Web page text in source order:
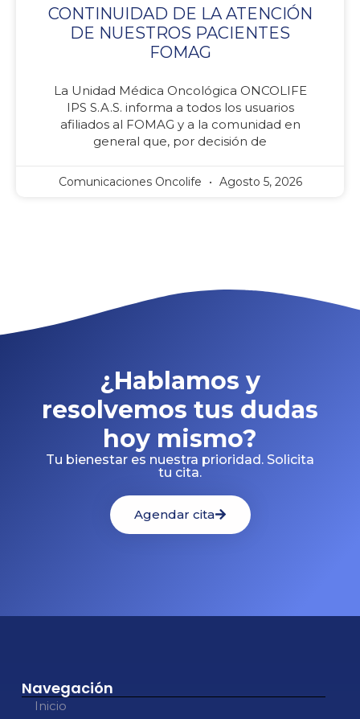
CONTINUIDAD DE LA ATENCIÓN
DE NUESTROS PACIENTES
FOMAG
La Unidad Médica Oncológica ONCOLIFE
IPS S.A.S. informa a todos los usuarios
afiliados al FOMAG y a la comunidad en
general que, por decisión de
Comunicaciones Oncolife Agosto 5, 2026
¿Hablamos y
resolvemos tus dudas
hoy mismo?
Tu bienestar es nuestra prioridad. Solicita
tu cita.
Agendar cita
Navegación
Inicio